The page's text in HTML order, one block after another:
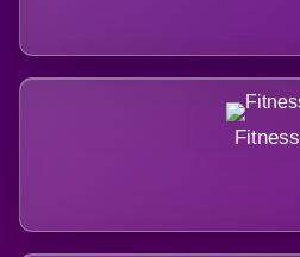
Fitness